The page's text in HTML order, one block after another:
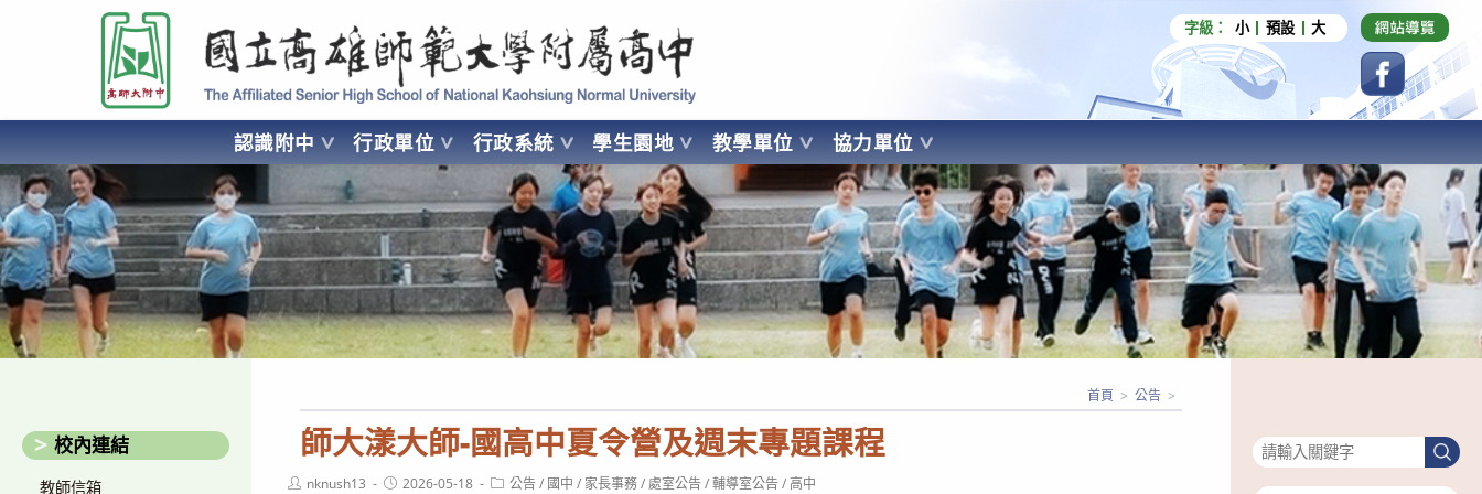
要
容
國立高雄師範大學附屬高級中學 Affiliated Senior High School of National Kaohsiung Normal University
字級： 小 預設 大
認識附中 行政單位 行政系統 學生園地 教學單位 協力單位
AFFILIATED SENIOR HIGH SCHOOL OF NATIONAL KAOHSIUNG NORMAL UNIVERSITY
師大漾大師-國高中夏令營及週末專題課程
首頁 > 公告 >
Postnknush13
Post2026-05-18
Post公告 / 國中 / 家長事務 / 處室公告 / 輔導室公告 / 高中
校內連結
教師信箱
搜
尋